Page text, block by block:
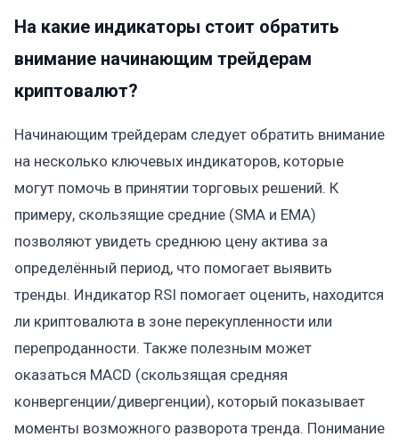
На какие индикаторы стоит обратить
внимание начинающим трейдерам
криптовалют?
Начинающим трейдерам следует обратить внимание
на несколько ключевых индикаторов, которые
могут помочь в принятии торговых решений. К
примеру, скользящие средние (SMA и EMA)
позволяют увидеть среднюю цену актива за
определённый период, что помогает выявить
тренды. Индикатор RSI помогает оценить, находится
ли криптовалюта в зоне перекупленности или
перепроданности. Также полезным может
оказаться MACD (скользящая средняя
конвергенции/дивергенции), который показывает
моменты возможного разворота тренда. Понимание